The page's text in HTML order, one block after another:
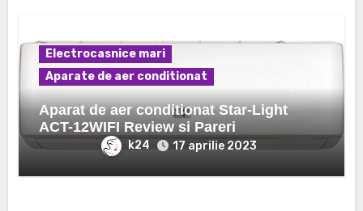
Electrocasnice mari
Aparate de aer conditionat
Aparat de aer conditionat Star-Light
ACT-12WIFI Review si Pareri
k24 17 aprilie 2023